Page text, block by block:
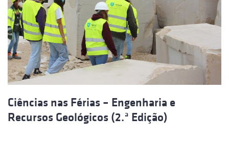
Ciências nas Férias – Engenharia e
Recursos Geológicos (2.ª Edição)